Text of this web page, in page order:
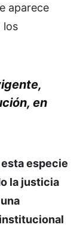
aparece
los
en
especie
la justicia